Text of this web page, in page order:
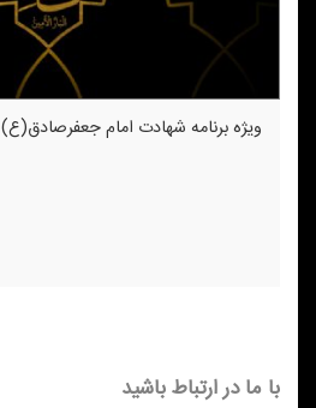
ویژه برنامه شهادت امام جعفرصادق(ع)
با ما در ارتباط باشید